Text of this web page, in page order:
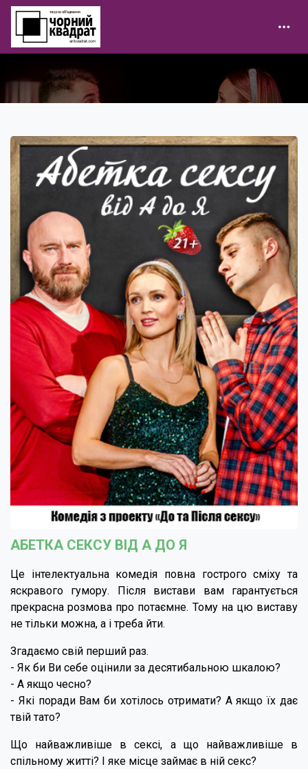
АБЕТКА СЕКСУ ВІД А ДО Я
Це інтелектуальна комедія повна гострого сміху та
яскравого гумору. Після вистави вам гарантується
прекрасна розмова про потаємне. Тому на цю виставу
не тільки можна, а і треба йти.
Згадаємо свій перший раз.
- Як би Ви себе оцінили за десятибальною шкалою?
- А якщо чесно?
- Які поради Вам би хотілось отримати? А якщо їх дає
твій тато?
Що найважливіше в сексі, а що найважливіше в
спільному житті? І яке місце займає в ній секс?